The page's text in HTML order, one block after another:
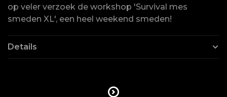
op veler verzoek de workshop 'Survival mes
smeden XL', een heel weekend smeden!
Details